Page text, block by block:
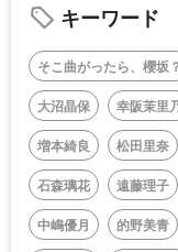
キーワード
そこ曲がったら、櫻坂
大沼晶保
幸阪茉里
増本綺良
松田里奈
石森璃花
遠藤理子
中嶋優月
的野美青